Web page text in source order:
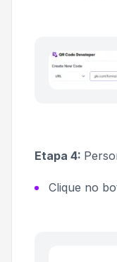
Etapa 4:
Clique no